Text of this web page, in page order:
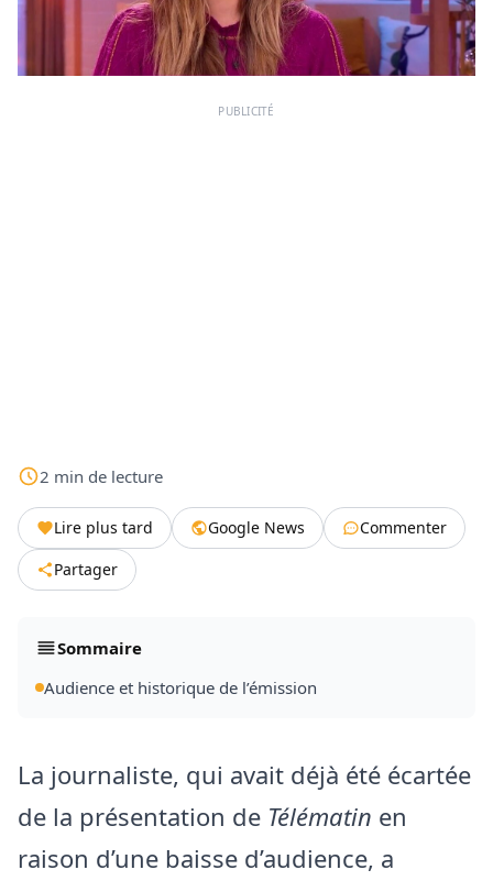
PUBLICITÉ
2 min de lecture
Lire plus tard Google News
Commenter
Partager
Sommaire
Audience et historique de l’émission
La journaliste, qui avait déjà été écartée
de la présentation de Télématin en
raison d’une baisse d’audience, a